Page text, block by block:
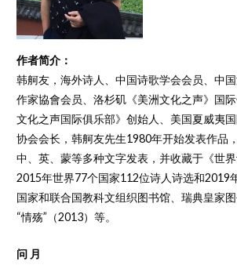
作者简介：
韩舸友，海外诗人、中国诗歌学会会员、中
作家協會会员、洛杉矶《美洲文化之声》国
文化之声国际俱乐部》创始人、美国夏威夷
协会会长，韩舸友先生1980年开始发表作品
中、英、蒙等多种文字发表，并收藏于《世
2015年世界77个国家112位诗人诗选和2019
国家和联合国教科文组织图书馆、瑞典皇家
“情殇”（2013）等。
问 月